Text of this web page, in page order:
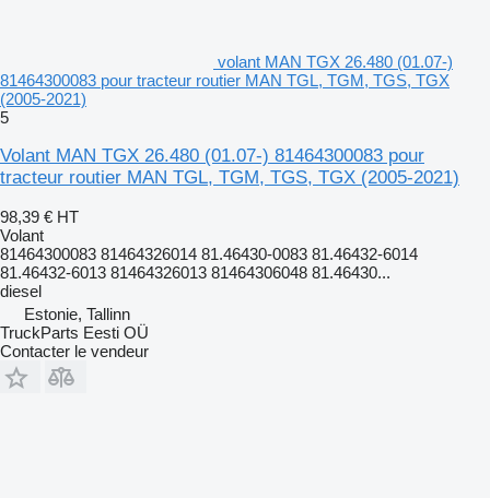
volant MAN TGX 26.480 (01.07-)
81464300083 pour tracteur routier MAN TGL, TGM, TGS, TGX
(2005-2021)
5
Volant MAN TGX 26.480 (01.07-) 81464300083 pour
tracteur routier MAN TGL, TGM, TGS, TGX (2005-2021)
98,39 € HT
Volant
81464300083 81464326014 81.46430-0083 81.46432-6014
81.46432-6013 81464326013 81464306048 81.46430...
diesel
Estonie, Tallinn
TruckParts Eesti OÜ
Contacter le vendeur